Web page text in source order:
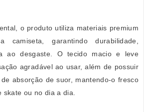
o produto utiliza materiais premium
camiseta, garantindo durabilidade,
ao desgaste. O tecido macio e leve
agradável ao usar, além de possuir
absorção de suor, mantendo-o fresco
ou no dia a dia.